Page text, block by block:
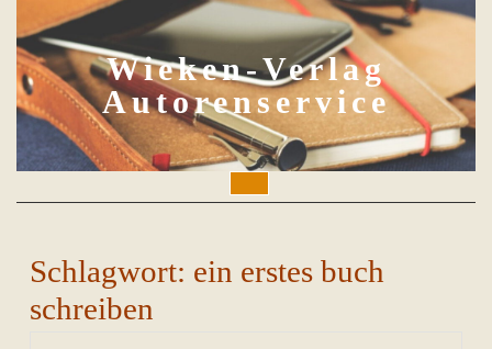
to
content
Wieken-Verlag
Autorenservice
Button
Schlagwort: ein erstes buch
schreiben